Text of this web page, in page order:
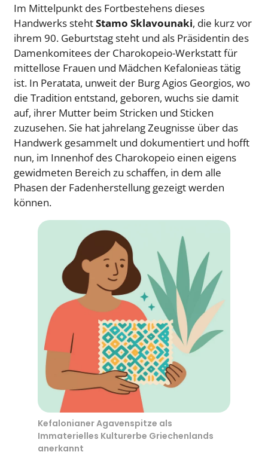
Im Mittelpunkt des Fortbestehens dieses
Handwerks stehtStamo Sklavounaki, die kurz vor
ihrem 90. Geburtstag steht und als Präsidentin des
Damenkomitees der Charokopeio-Werkstatt für
mittellose Frauen und Mädchen Kefalonieas tätig
ist. In Peratata, unweit der Burg Agios Georgios, wo
die Tradition entstand, geboren, wuchs sie damit
auf, ihrer Mutter beim Stricken und Sticken
zuzusehen. Sie hat jahrelang Zeugnisse über das
Handwerk gesammelt und dokumentiert und hofft
nun, im Innenhof des Charokopeio einen eigens
gewidmeten Bereich zu schaffen, in dem alle
Phasen der Fadenherstellung gezeigt werden
können.
Kefalonianer Agavenspitze als
Immaterielles Kulturerbe Griechenlands
anerkannt